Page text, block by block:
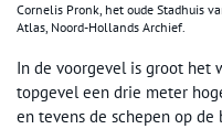
Cornelis Pronk, het oude Stadhuis
Atlas, Noord-Hollands Archief.
In de voorgevel is groot het
topgevel een drie meter
en tevens de schepen op de